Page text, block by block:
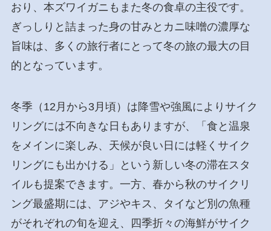
おり、本ズワイガニもまた冬の食卓の主役です。
ぎっしりと詰まった身の甘みとカニ味噌の濃厚な
旨味は、多くの旅行者にとって冬の旅の最大の目
的となっています。
冬季（12月から3月頃）は降雪や強風によりサイク
リングには不向きな日もありますが、「食と温泉
をメインに楽しみ、天候が良い日には軽くサイク
リングにも出かける」という新しい冬の滞在スタ
イルも提案できます。一方、春から秋のサイクリ
ング最盛期には、アジやキス、タイなど別の魚種
がそれぞれの旬を迎え、四季折々の海鮮がサイク